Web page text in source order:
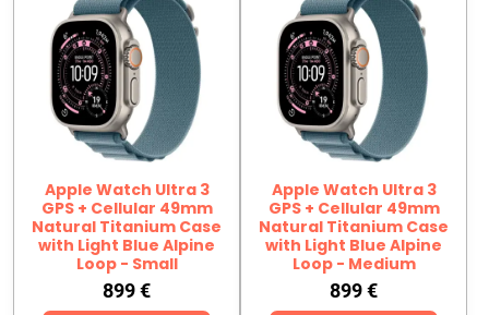
Apple Watch Ultra 3
GPS + Cellular 49mm
Natural Titanium Case
with Light Blue Alpine
Loop - Small
899 €
Apple Watch Ultra 3
GPS + Cellular 49mm
Natural Titanium Case
with Light Blue Alpine
Loop - Medium
899 €